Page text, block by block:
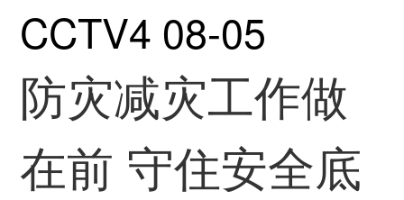
CCTV4 08-05
防灾减灾工作做
在前 守住安全底